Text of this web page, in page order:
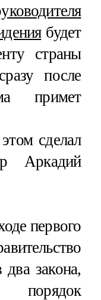
будет
страны
после
примет
сделал
Аркадий
первого
закона,
порядок